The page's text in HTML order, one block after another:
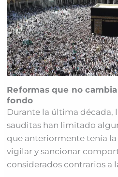
Reformas que no
fondo
Durante la última década,
sauditas han limitado
que anteriormente tenía
vigilar y sancionar
considerados contrarios a